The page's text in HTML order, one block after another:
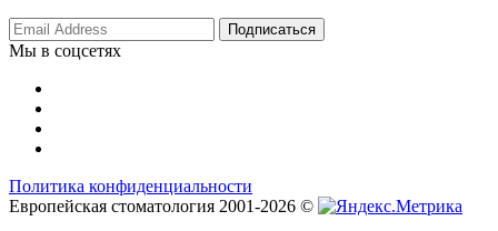
Мы в соцсетях
Политика конфиденциальности
Европейская стоматология 2001-2026 ©